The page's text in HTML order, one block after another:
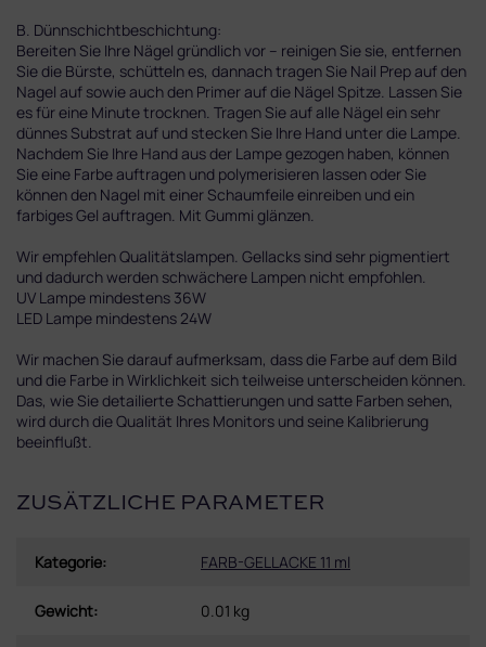
B. Dünnschichtbeschichtung:
Bereiten Sie Ihre Nägel gründlich vor – reinigen Sie sie, entfernen
Sie die Bürste, schütteln es, dannach tragen Sie Nail Prep auf den
Nagel auf sowie auch den Primer auf die Nägel Spitze. Lassen Sie
es für eine Minute trocknen. Tragen Sie auf alle Nägel ein sehr
dünnes Substrat auf und stecken Sie Ihre Hand unter die Lampe.
Nachdem Sie Ihre Hand aus der Lampe gezogen haben, können
Sie eine Farbe auftragen und polymerisieren lassen oder Sie
können den Nagel mit einer Schaumfeile einreiben und ein
farbiges Gel auftragen. Mit Gummi glänzen.
Wir empfehlen Qualitätslampen. Gellacks sind sehr pigmentiert
und dadurch werden schwächere Lampen nicht empfohlen.
UV Lampe mindestens 36W
LED Lampe mindestens 24W
Wir machen Sie darauf aufmerksam, dass die Farbe auf dem Bild
und die Farbe in Wirklichkeit sich teilweise unterscheiden können.
Das, wie Sie detailierte Schattierungen und satte Farben sehen,
wird durch die Qualität Ihres Monitors und seine Kalibrierung
beeinflußt.
ZUSÄTZLICHE PARAMETER
Kategorie: FARB-GELLACKE 11 ml
Gewicht: 0.01 kg